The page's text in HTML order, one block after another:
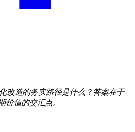
改造的务实路径是什么？答案在于
价值的交汇点。